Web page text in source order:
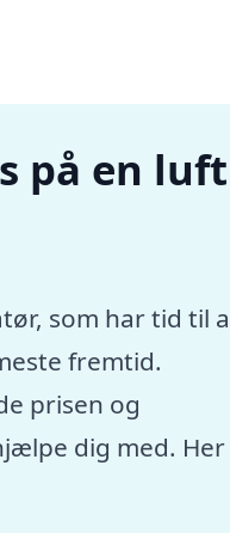
på en luft
som har tid til
fremtid.
prisen og
dig med. Her